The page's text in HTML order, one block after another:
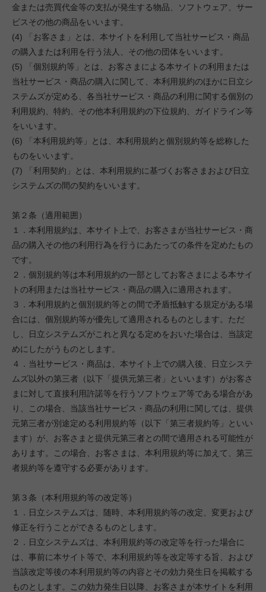
金または売買代金等の支払が発生する物品、ソフトウェア、サー
ビスその他の商品をいいます。
(4) 「お客さま」とは、本サイトを利用して当社サービス・商品
の購入または利用を行う法人、その他の団体をいいます。
(5) 「個別規約等」とは、お客さまによる本サイトの利用または
当社サービス・商品の購入に関して、本利用規約のほかに日立シ
ステムズが定める、各当社サービス・商品の利用に関する個別の
利用規約、特約、その他本利用規約の下位規約、ガイドライン等
をいいます。
(6) 「本利用規約等」とは、本利用規約と個別規約等を総称した
ものをいいます。
(7) 「利用契約」とは、本利用規約に基づくお客さまおよび日立
システムズの間の契約をいいます。
第２条（適用範囲）
１．本利用規約は、本サイト上で、お客さまが当社サービス・商
品の購入その他の利用行為を行うにあたっての条件を定めたもの
です。
２．個別規約等は本利用規約の一部としてお客さまによる本サイ
トの利用または当社サービス・商品の購入に適用されます。
３．本利用規約と個別規約等との間で矛盾抵触する規定がある場
合には、個別規約等が優先して適用されるものとします。ただ
し、日立システムズがこれと異なる定めをおいた場合は、当該定
めにしたがうものとします。
４．当社サービス・商品は、本サイト上での購入後、日立システ
ムズ以外の第三者（以下「提供元第三者」といいます）がお客さ
まに対して直接利用許諾等を行うソフトウェア等である場合があ
り、この場合、当該当社サービス・商品の利用に関しては、提供
元第三者が別途定める利用規約等（以下「第三者規約等」といい
ます）が、お客さまと提供元第三者との間で適用される可能性が
あります。この場合、お客さまは、本利用規約等に加えて、第三
者規約等を遵守する必要があります。
第３条（本利用規約等の改定等）
１．日立システムズは、随時、本利用規約等の改定、変更および
修正を行うことができるものとします。
２．日立システムズは、本利用規約等の改定等を行った場合に
は、事前に本サイト等で、本利用規約等を改定等する旨、および
当該改定等後の本利用規約等の内容とその効力発生日を掲載する
ものとします。この効力発生日以降、お客さまが本サイトを利用